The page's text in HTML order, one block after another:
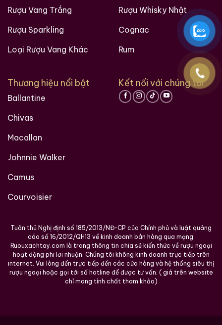
Rượu Vang Trắng
Rượu Sparkling
Loại Rượu Vang Khác
Rượu Whisky Nhật
Cognac
Rum
Thương hiệu nổi bật
Ballantine
Chivas
Macallan
Johnnie Walker
Camus
Courvoisier
Kết nối với chúng tôi
Tuân thủ Nghị định số 185/2013/NĐ-CP của Chính phủ và luật quảng
cáo số 16/2012/QH13 về kinh doanh bán hàng qua mạng.
Ruouxachtay.com là trang thông tin chia sẻ kiến thức về rượu ngoại
hoạt động phi lơi nhuận. Chúng tôi không kinh doanh trực tiếp trên
internet. Vui lòng đến trực tiếp đến các cửa hàng và hệ thống siêu thị
rượu ngoại hoặc gọi tới số hotline để được tư vấn. ( giá trên website
chỉ mang tính chất tham khảo)